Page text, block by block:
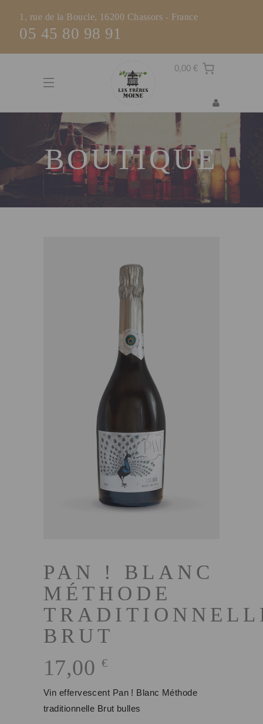
1, rue de la Boucle, 16200 Chassors - France
05 45 80 98 91
0,00 €
BOUTIQUE
PAN ! BLANC
MÉTHODE
BRUT
17,00 €
Vin effervescent Pan ! Blanc Méthode
traditionnelle Brut bulles